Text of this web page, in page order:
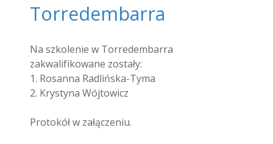
Torredembarra
Na szkolenie w Torredembarra
zakwalifikowane zostały:
1. Rosanna Radlińska-Tyma
2. Krystyna Wójtowicz
Protokół w załączeniu.